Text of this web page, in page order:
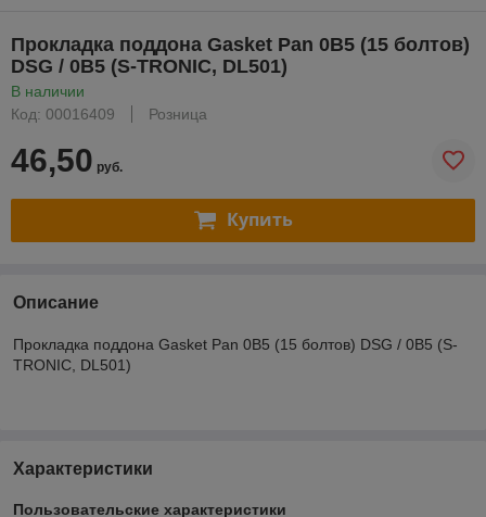
Прокладка поддона Gasket Pan 0B5 (15 болтов)
DSG / 0B5 (S-TRONIC, DL501)
В наличии
Код: 00016409
Розница
46,50 руб.
Купить
Описание
Прокладка поддона Gasket Pan 0B5 (15 болтов) DSG / 0B5 (S-
TRONIC, DL501)
Характеристики
Пользовательские характеристики